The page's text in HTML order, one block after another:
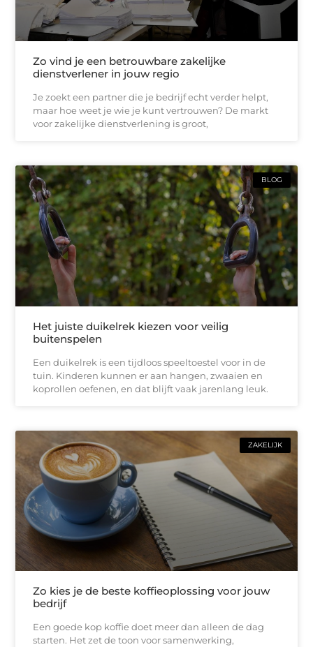
Zo vind je een betrouwbare zakelijke
dienstverlener in jouw regio
Je zoekt een partner die je bedrijf echt verder helpt,
maar hoe weet je wie je kunt vertrouwen? De markt
voor zakelijke dienstverlening is groot,
BLOG
Het juiste duikelrek kiezen voor veilig
buitenspelen
Een duikelrek is een tijdloos speeltoestel voor in de
tuin. Kinderen kunnen er aan hangen, zwaaien en
koprollen oefenen, en dat blijft vaak jarenlang leuk.
ZAKELIJK
Zo kies je de beste koffieoplossing voor jouw
bedrijf
Een goede kop koffie doet meer dan alleen de dag
starten. Het zet de toon voor samenwerking,